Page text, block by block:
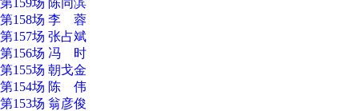
第159场 陈同滨
第158场 李 蓉
第157场 张占斌
第156场 冯 时
第155场 朝戈金
第154场 陈 伟
第153场 翁彦俊